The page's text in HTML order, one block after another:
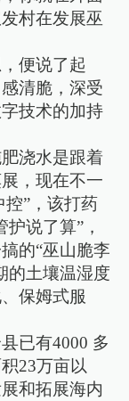
村在发展巫
便说了起
清脆，深受
技术的加持
浇水是跟着
，现在不一
控”，该打药
说了算”，
的“巫山脆李
的土壤温湿度
保姆式服
已有4000 多
23万亩以
和拓展海内